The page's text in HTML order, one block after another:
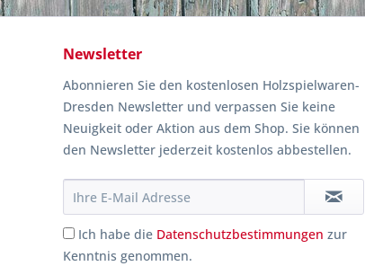
Newsletter
Abonnieren Sie den kostenlosen Holzspielwaren-
Dresden Newsletter und verpassen Sie keine
Neuigkeit oder Aktion aus dem Shop. Sie können
den Newsletter jederzeit kostenlos abbestellen.
Ich habe die Datenschutzbestimmungen zur
Kenntnis genommen.